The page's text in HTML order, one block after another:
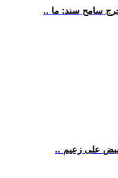
سامح سند: ما
على زعيم